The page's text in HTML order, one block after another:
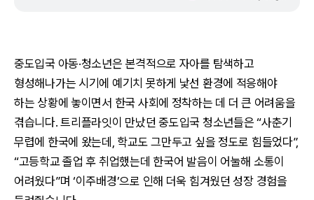
중도입국 아동·청소년은 본격적으로 자아를 탐색하고
형성해나가는 시기에 예기치 못하게 낯선 환경에 적응해야
하는 상황에 놓이면서 한국 사회에 정착하는 데 더 큰 어려움을
겪습니다. 트리플라잇이 만났던 중도입국 청소년들은“사춘기
무렵에 한국에 왔는데, 학교도 그만두고 싶을 정도로 힘들었다”,
“고등학교 졸업 후 취업했는데 한국어 발음이 어눌해 소통이
어려웠다”며 ‘이주배경’으로 인해 더욱 힘겨웠던 성장 경험을